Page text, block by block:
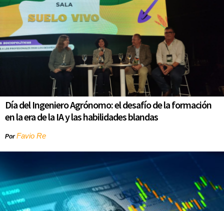
Día del Ingeniero Agrónomo: el desafío de la formación
en la era de la IA y las habilidades blandas
PorFavio Re